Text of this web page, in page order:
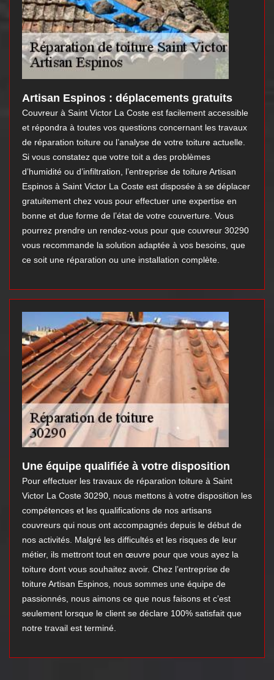
Artisan Espinos : déplacements gratuits
Couvreur à Saint Victor La Coste est facilement accessible
et répondra à toutes vos questions concernant les travaux
de réparation toiture ou l’analyse de votre toiture actuelle.
Si vous constatez que votre toit a des problèmes
d’humidité ou d’infiltration, l’entreprise de toiture Artisan
Espinos à Saint Victor La Coste est disposée à se déplacer
gratuitement chez vous pour effectuer une expertise en
bonne et due forme de l’état de votre couverture. Vous
pourrez prendre un rendez-vous pour que couvreur 30290
vous recommande la solution adaptée à vos besoins, que
ce soit une réparation ou une installation complète.
Une équipe qualifiée à votre disposition
Pour effectuer les travaux de réparation toiture à Saint
Victor La Coste 30290, nous mettons à votre disposition les
compétences et les qualifications de nos artisans
couvreurs qui nous ont accompagnés depuis le début de
nos activités. Malgré les difficultés et les risques de leur
métier, ils mettront tout en œuvre pour que vous ayez la
toiture dont vous souhaitez avoir. Chez l’entreprise de
toiture Artisan Espinos, nous sommes une équipe de
passionnés, nous aimons ce que nous faisons et c’est
seulement lorsque le client se déclare 100% satisfait que
notre travail est terminé.